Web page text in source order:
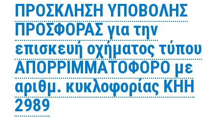
τύπου ΑΠΟΡΡΙΜΜΑΤΟΦΟΡΟ με αριθμ.
κυκλοφορίας ΚΗΗ 6068
ΠΡΟΣΚΛΗΣΗ ΥΠΟΒΟΛΗΣ
ΠΡΟΣΦΟΡΑΣ για την
επισκευή οχήματος τύπου
ΑΠΟΡΡΙΜΜΑΤΟΦΟΡΟ με
αριθμ. κυκλοφορίας ΚΗΗ
2989